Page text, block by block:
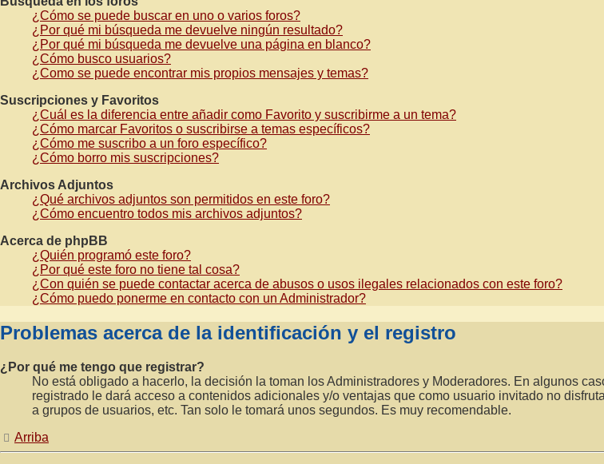
¿Cómo se puede buscar en uno o varios foros?
¿Por qué mi búsqueda me devuelve ningún resultado?
¿Por qué mi búsqueda me devuelve una página en blanco?
¿Cómo busco usuarios?
¿Como se puede encontrar mis propios mensajes y temas?
Suscripciones y Favoritos
¿Cuál es la diferencia entre añadir como Favorito y suscribirme a un tema?
¿Cómo marcar Favoritos o suscribirse a temas específicos?
¿Cómo me suscribo a un foro específico?
¿Cómo borro mis suscripciones?
Archivos Adjuntos
¿Qué archivos adjuntos son permitidos en este foro?
¿Cómo encuentro todos mis archivos adjuntos?
Acerca de phpBB
¿Quién programó este foro?
¿Por qué este foro no tiene tal cosa?
¿Con quién se puede contactar acerca de abusos o usos ilegales relacionados con este foro?
¿Cómo puedo ponerme en contacto con un Administrador?
Problemas acerca de la identificación y el registro
¿Por qué me tengo que registrar?
No está obligado a hacerlo, la decisión la toman los Administradores y Moderadores. En algunos
registrado le dará acceso a contenidos adicionales y/o ventajas que como usuario invitado no
a grupos de usuarios, etc. Tan solo le tomará unos segundos. Es muy recomendable.
Arriba